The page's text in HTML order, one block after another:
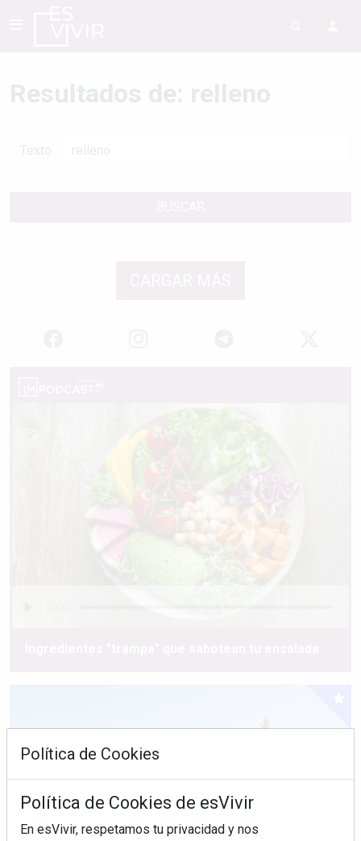
Política de Cookies
Política de Cookies de esVivir
En esVivir, respetamos tu privacidad y nos